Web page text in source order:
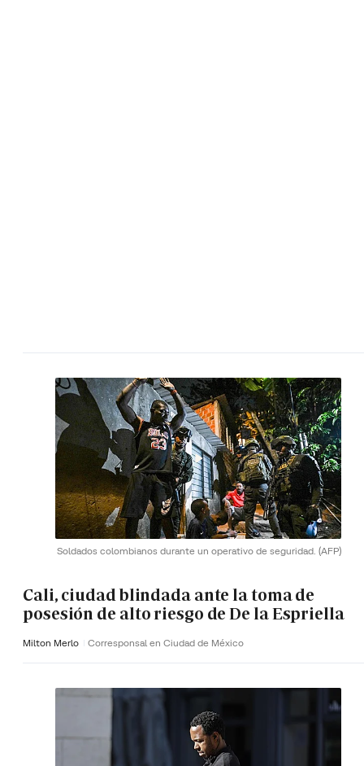
Soldados colombianos durante un operativo de seguridad. (AFP)
Cali, ciudad blindada ante la toma de
posesión de alto riesgo de De la Espriella
Milton Merlo Corresponsal en Ciudad de México